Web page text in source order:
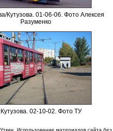
Кутузова. 01-06-06. Фото Алексея
Разуменко
02-10-02. Фото ТУ
Использование материалов сайта без